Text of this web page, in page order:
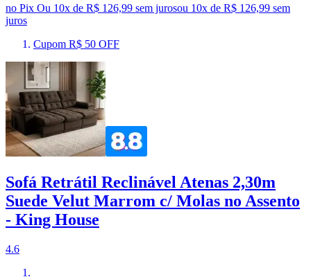
no Pix Ou 10x de R$ 126,99 sem jurosou 10x de R$ 126,99 sem
juros
Cupom R$ 50 OFF
Sofá Retrátil Reclinável Atenas 2,30m
Suede Velut Marrom c/ Molas no Assento
- King House
4.6